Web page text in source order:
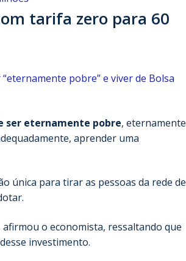
tarifa zero para 60
pobre” e viver de Bolsa
ser eternamente pobre, eternamente
aprender uma
única para tirar as pessoas da rede de
o economista, ressaltando que
investimento.